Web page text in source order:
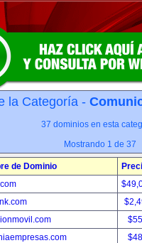
la Categoría -
37 dominios en esta
Mostrando 1 de 37
de Dominio